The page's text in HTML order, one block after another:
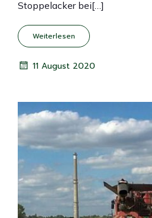
Stoppelacker bei[…]
Weiterlesen
11 August 2020